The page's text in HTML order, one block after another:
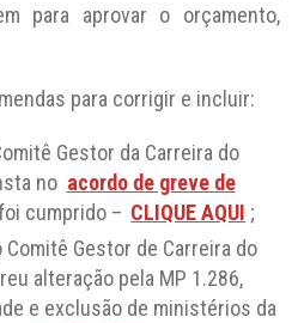
para aprovar o orçamento,
para corrigir e incluir:
Gestor da Carreira do
no acordo de greve de
cumprido – CLIQUE AQUI ;
Gestor de Carreira do
alteração pela MP 1.286,
e exclusão de ministérios da